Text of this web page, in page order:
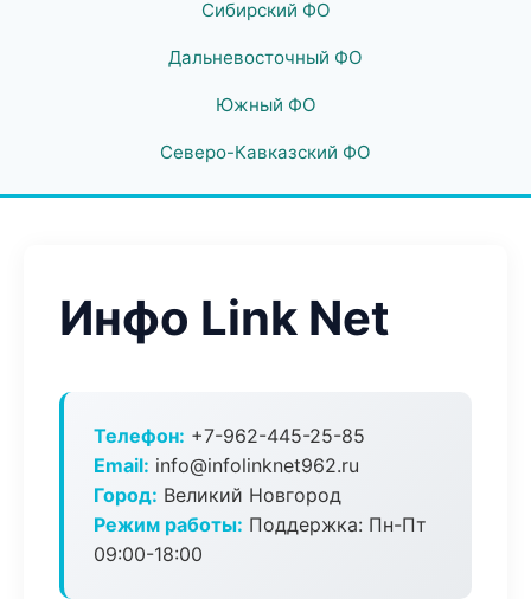
Сибирский ФО
Дальневосточный ФО
Южный ФО
Северо-Кавказский ФО
Инфо Link Net
Телефон: +7-962-445-25-85
Email: info@infolinknet962.ru
Город: Великий Новгород
Режим работы: Поддержка: Пн-Пт
09:00-18:00